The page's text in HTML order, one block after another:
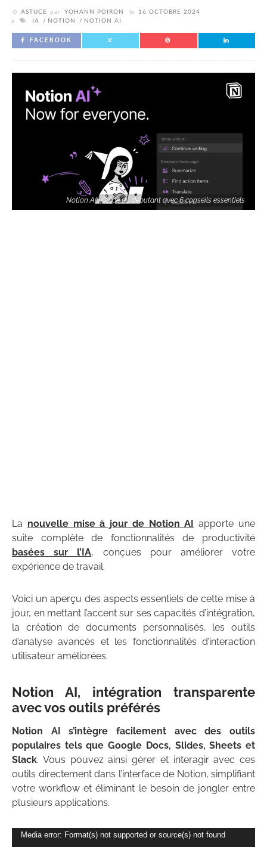
ASTUCE par YOHANN POIRON le
16 OCTOBRE 2024
IA
NOTION NOTION AI
FACEBOOK
Notion AI : Guide du débutant avec 6 conseils essentiels
La nouvelle mise à jour de Notion AI apporte une
suite complète de fonctionnalités de productivité
basées sur l’IA, conçues pour améliorer votre
expérience de travail.
Voici un aperçu des aspects essentiels de cette mise à
jour, en mettant l’accent sur ses capacités d’intégration,
la création de documents personnalisés, les outils
d’analyse avancés et les fonctionnalités d’interaction
utilisateur améliorées.
Notion AI, intégration transparente
avec vos outils préférés
Notion AI s’intègre facilement avec des outils
populaires tels que Google Docs, Slides, Sheets et
Slack. Vous pouvez ainsi gérer et interagir avec ces
outils directement dans l’interface de Notion, simplifiant
votre workflow et éliminant le besoin de jongler entre
plusieurs applications.
Lecteur
Media error: Format(s) not supported or source(s) not found